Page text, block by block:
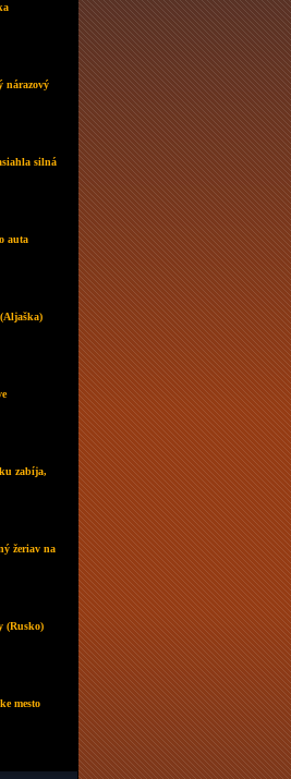
nárazový
silná
auta
zabíja,
žeriav na
(Rusko)
mesto